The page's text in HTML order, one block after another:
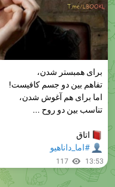
برای همبستر شدن،
تفاهم بین دو جسم کافیست!
اما برای هم آغوش شدن،
تناسب بین دو روح ...
اتاق
#اما_داناهیو
117 13:53